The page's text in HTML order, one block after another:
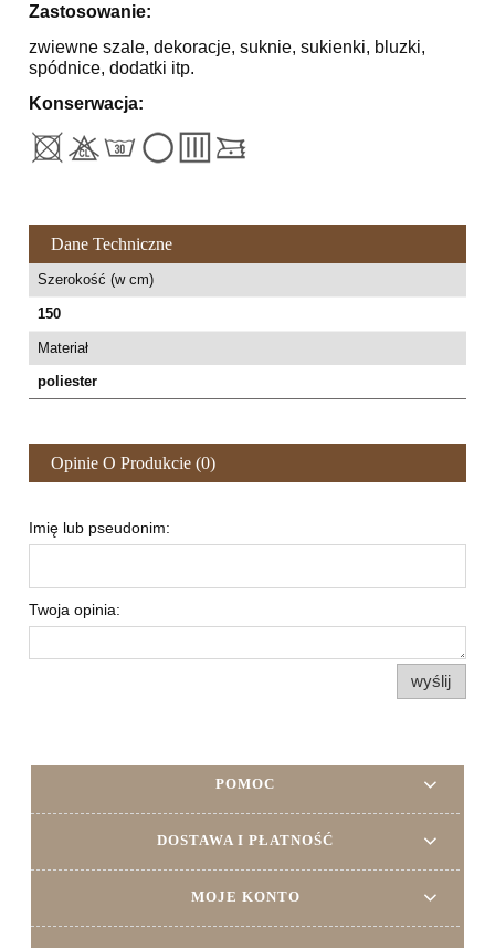
Zastosowanie:
zwiewne szale, dekoracje, suknie, sukienki, bluzki,
spódnice, dodatki itp.
Konserwacja:
Dane Techniczne
Szerokość (w cm)
150
Materiał
poliester
Opinie O Produkcie (0)
Imię lub pseudonim:
Twoja opinia:
wyślij
POMOC
DOSTAWA I PŁATNOŚĆ
MOJE KONTO